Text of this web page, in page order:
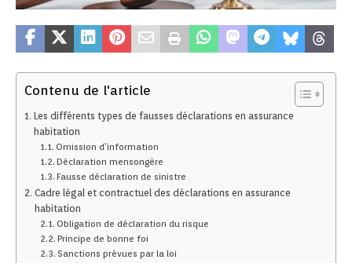
Contenu de l'article
Les différents types de fausses déclarations en assurance
habitation
Omission d’information
Déclaration mensongère
Fausse déclaration de sinistre
Cadre légal et contractuel des déclarations en assurance
habitation
Obligation de déclaration du risque
Principe de bonne foi
Sanctions prévues par la loi